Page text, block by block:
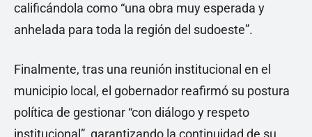
calificándola como “una obra muy esperada y
anhelada para toda la región del sudoeste”.
Finalmente, tras una reunión institucional en el
municipio local, el gobernador reafirmó su postura
política de gestionar “con diálogo y respeto
institucional”, garantizando la continuidad de su